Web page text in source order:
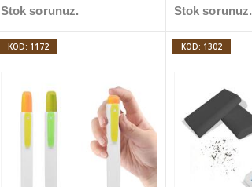
Stok sorunuz. Stok sorunuz.
KOD: 1172 KOD: 1302